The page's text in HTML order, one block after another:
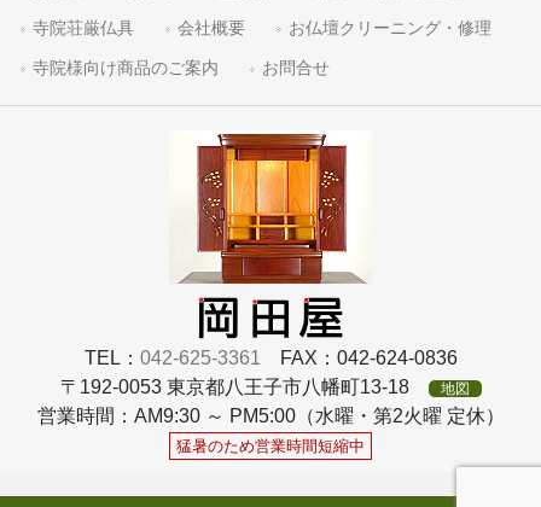
寺院荘厳仏具 会社概要 お仏壇クリーニング・修理
寺院様向け商品のご案内 お問合せ
TEL： 042-625-3361 FAX：042-624-0836
〒192-0053 東京都八王子市八幡町13-18
地図
営業時間：AM9:30 ～ PM5:00（水曜・第2火曜 定休）
猛暑のため営業時間短縮中